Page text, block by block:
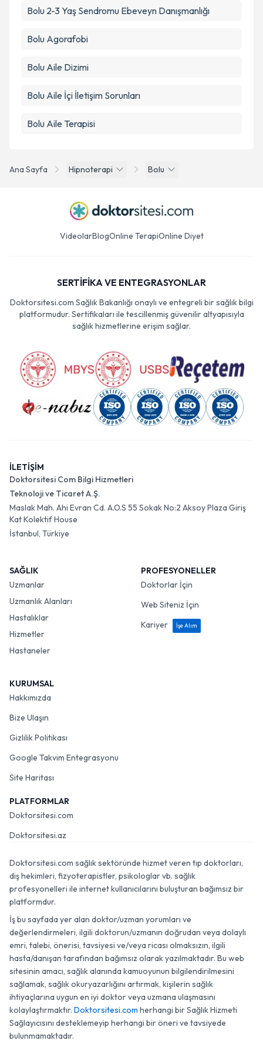
Ana Sayfa Hipnoterapi Bolu
Bolu 2-3 Yaş Sendromu Ebeveyn Danışmanlığı
Bolu Agorafobi
Bolu Aile Dizimi
Bolu Aile İçi İletişim Sorunları
Bolu Aile Terapisi
VideolarBlogOnline TerapiOnline Diyet
SERTİFİKA VE ENTEGRASYONLAR
Doktorsitesi.com Sağlık Bakanlığı onaylı ve entegreli bir sağlık bilgi
platformudur. Sertifikaları ile tescillenmiş güvenilir altyapısıyla
sağlık hizmetlerine erişim sağlar.
İLETİŞİM
Doktorsitesi Com Bilgi Hizmetleri
Teknoloji ve Ticaret A.Ş.
Maslak Mah. Ahi Evran Cd. A.O.S 55 Sokak No:2 Aksoy Plaza Giriş
Kat Kolektif House
İstanbul, Türkiye
SAĞLIK
Uzmanlar
Uzmanlık Alanları
Hastalıklar
Hizmetler
Hastaneler
PROFESYONELLER
Doktorlar İçin
Web Siteniz İçin
Kariyer
İşe Alım
KURUMSAL
Hakkımızda
Bize Ulaşın
Gizlilik Politikası
Google Takvim Entegrasyonu
Site Haritası
PLATFORMLAR
Doktorsitesi.com
Doktorsitesi.az
Doktorsitesi.com sağlık sektöründe hizmet veren tıp doktorları,
diş hekimleri, fizyoterapistler, psikologlar vb. sağlık
profesyonelleri ile internet kullanıcılarını buluşturan bağımsız bir
platformdur.
İş bu sayfada yer alan doktor/uzman yorumları ve
değerlendirmeleri, ilgili doktorun/uzmanın doğrudan veya dolaylı
emri, talebi, önerisi, tavsiyesi ve/veya ricası olmaksızın, ilgili
hasta/danışan tarafından bağımsız olarak yazılmaktadır. Bu web
sitesinin amacı, sağlık alanında kamuoyunun bilgilendirilmesini
sağlamak, sağlık okuryazarlığını artırmak, kişilerin sağlık
ihtiyaçlarına uygun en iyi doktor veya uzmana ulaşmasını
kolaylaştırmaktır. Doktorsitesi.com herhangi bir Sağlık Hizmeti
Sağlayıcısını desteklemeyip herhangi bir öneri ve tavsiyede
bulunmamaktadır.